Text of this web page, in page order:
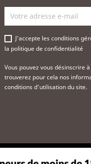
J'accepte lesconditions
la politique de confidentialité
Vous pouvez vous désinscrire
trouverez pour cela nos
conditions d'utilisation du site.